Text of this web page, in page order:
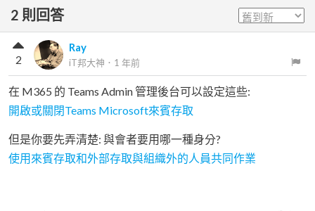
2 則回答
Ray
iT邦大神 ． 1 年前
2
在 M365 的 Teams Admin 管理後台可以設定這些:
開啟或關閉Teams Microsoft來賓存取
但是你要先弄清楚: 與會者要用哪一種身分?
使用來賓存取和外部存取與組織外的人員共同作業